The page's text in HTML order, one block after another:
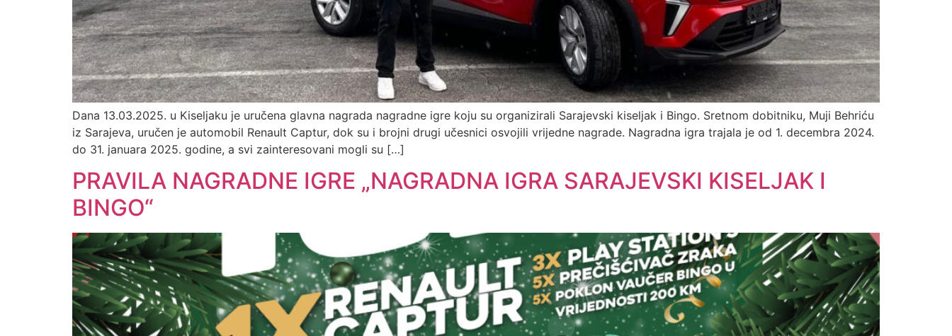
Dana 13.03.2025. u Kiseljaku je uručena glavna nagrada nagradne igre koju su organizirali Sarajevski kiseljak i Bingo. Sretnom dobitniku, Muji Behriću
iz Sarajeva, uručen je automobil Renault Captur, dok su i brojni drugi učesnici osvojili vrijedne nagrade. Nagradna igra trajala je od 1. decembra 2024.
do 31. januara 2025. godine, a svi zainteresovani mogli su […]
PRAVILA NAGRADNE IGRE „NAGRADNA IGRA SARAJEVSKI KISELJAK I
BINGO“